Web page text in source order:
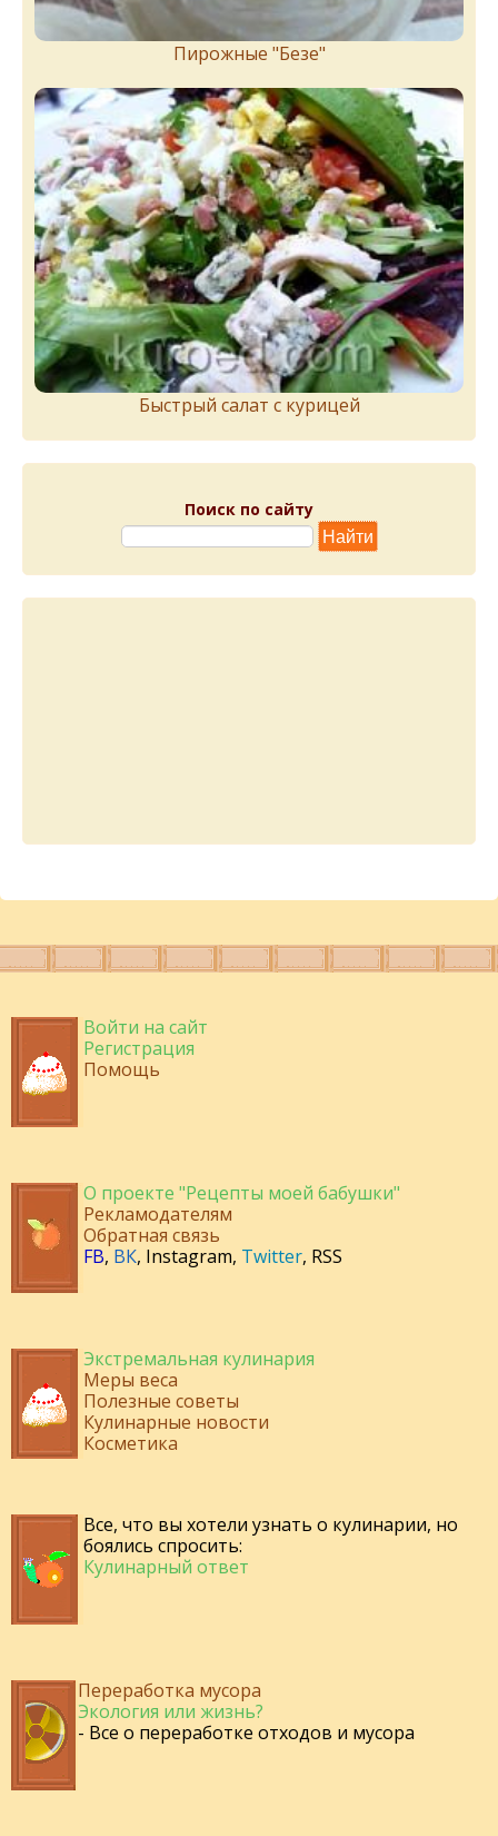
Пирожныe "Бeзe"
Быстрый салат с курицей
Поиск по сайту
Войти на сайт
Регистрация
Помощь
О проекте "Рецепты моей бабушки"
Рекламодателям
Обратная связь
FB, ВК, Instagram, Twitter, RSS
Экстремальная кулинария
Меры веса
Полезные советы
Кулинарные новости
Косметика
Все, что вы хотели узнать о кулинарии, но
боялись спросить:
Кулинарный ответ
Переработка мусора
Экология или жизнь?
- Все о переработке отходов и мусора